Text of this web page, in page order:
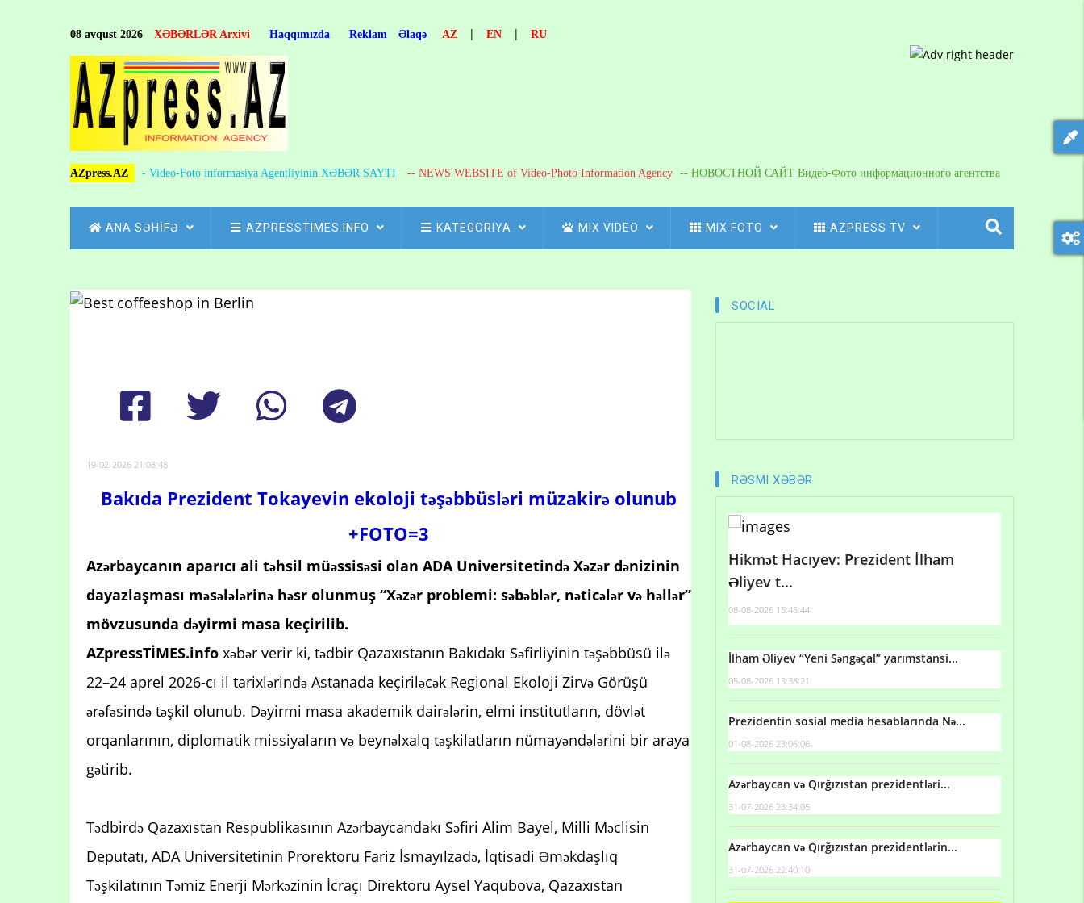
08 avqust 2026 XƏBƏRLƏR Arxivi Haqqımızda Reklam Əlaqə AZ | EN | RU
AZpress.AZ - Video-Foto informasiya Agentliyinin XƏBƏR SAYTI -- NEWS WEBSITE of Video-Photo Information Agency -- НОВОСТНОЙ САЙТ Видео-Фото информационного агентства
MAIN
NAVIGATION
ANA SƏHİFƏ AZPRESSTIMES.INFO KATEGORIYA MIX VIDEO MIX FOTO AZPRESS TV
Breadcrumb
19-02-2026 21:03:48
Bakıda Prezident Tokayevin ekoloji təşəbbüsləri müzakirə olunub
+FOTO=3
Azərbaycanın aparıcı ali təhsil müəssisəsi olan ADA Universitetində Xəzər dənizinin
dayazlaşması məsələlərinə həsr olunmuş “Xəzər problemi: səbəblər, nəticələr və həllər”
mövzusunda dəyirmi masa keçirilib.
AZpressTİMES.info xəbər verir ki, tədbir Qazaxıstanın Bakıdakı Səfirliyinin təşəbbüsü ilə
22–24 aprel 2026-cı il tarixlərində Astanada keçiriləcək Regional Ekoloji Zirvə Görüşü
ərəfəsində təşkil olunub. Dəyirmi masa akademik dairələrin, elmi institutların, dövlət
orqanlarının, diplomatik missiyaların və beynəlxalq təşkilatların nümayəndələrini bir araya
gətirib.
Tədbirdə Qazaxıstan Respublikasının Azərbaycandakı Səfiri Alim Bayel, Milli Məclisin
Deputatı, ADA Universitetinin Prorektoru Fariz İsmayılzadə, İqtisadi Əməkdaşlıq
Təşkilatının Təmiz Enerji Mərkəzinin İcraçı Direktoru Aysel Yaqubova, Qazaxıstan
SOCIAL
RƏSMI XƏBƏR
Hikmət Hacıyev: Prezident İlham
Əliyev t...
08-08-2026 15:45:44
İlham Əliyev “Yeni Səngəçal” yarımstansi...
05-08-2026 13:38:21
Prezidentin sosial media hesablarında Nə...
01-08-2026 23:06:06
Azərbaycan və Qırğızıstan prezidentləri...
31-07-2026 23:34:05
Azərbaycan və Qırğızıstan prezidentlərin...
31-07-2026 22:40:10